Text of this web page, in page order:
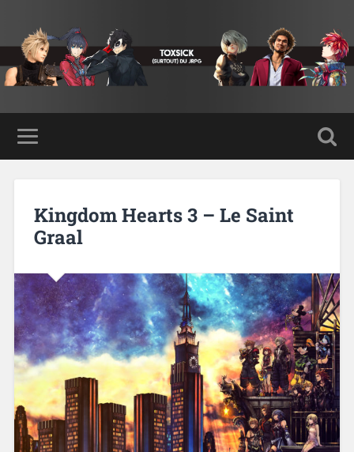
Kingdom Hearts 3 – Le Saint
Graal